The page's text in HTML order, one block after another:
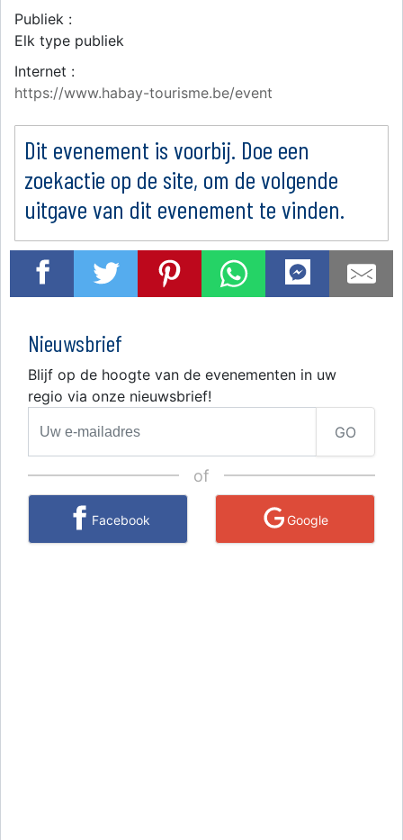
Publiek :
Elk type publiek
Internet :
https://www.habay-tourisme.be/event
Dit evenement is voorbij. Doe een
zoekactie op de site, om de volgende
uitgave van dit evenement te vinden.
Nieuwsbrief
Blijf op de hoogte van de evenementen in uw
regio via onze nieuwsbrief!
GO
of
Facebook Google